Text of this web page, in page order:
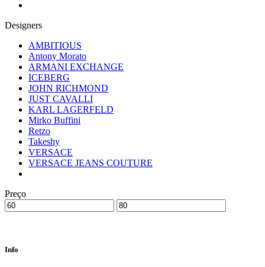
Designers
AMBITIOUS
Antony Morato
ARMANI EXCHANGE
ICEBERG
JOHN RICHMOND
JUST CAVALLI
KARL LAGERFELD
Mirko Buffini
Retzo
Takeshy
VERSACE
VERSACE JEANS COUTURE
Preço
Info